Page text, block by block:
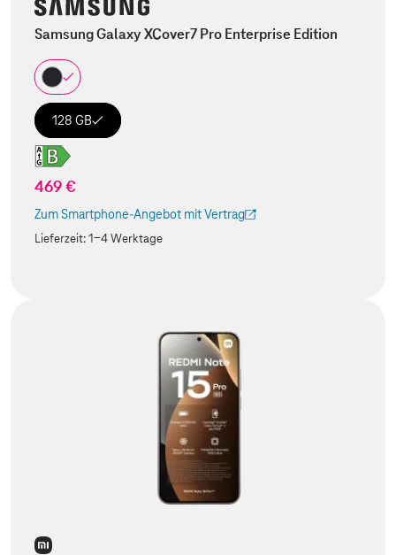
Samsung Galaxy XCover7 Pro Enterprise Edition
128 GB
469 €
Zum Smartphone-Angebot mit Vertrag
(Der Link wird in einem neuen Tab geöffnet)
Lieferzeit:1-4 Werktage